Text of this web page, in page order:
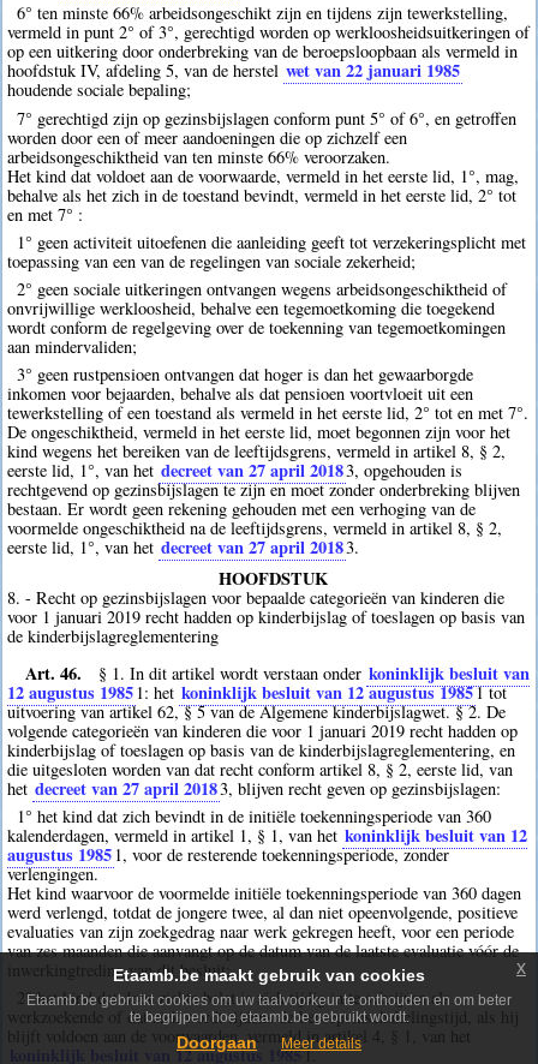
6° ten minste 66% arbeidsongeschikt zijn en tijdens zijn tewerkstelling,
vermeld in punt 2° of 3°, gerechtigd worden op werkloosheidsuitkeringen of
op een uitkering door onderbreking van de beroepsloopbaan als vermeld in
hoofdstuk IV, afdeling 5, van de herstel wet van 22 januari 1985
houdende sociale bepaling;
7° gerechtigd zijn op gezinsbijslagen conform punt 5° of 6°, en getroffen
worden door een of meer aandoeningen die op zichzelf een
arbeidsongeschiktheid van ten minste 66% veroorzaken.
Het kind dat voldoet aan de voorwaarde, vermeld in het eerste lid, 1°, mag,
behalve als het zich in de toestand bevindt, vermeld in het eerste lid, 2° tot
en met 7° :
1° geen activiteit uitoefenen die aanleiding geeft tot verzekeringsplicht met
toepassing van een van de regelingen van sociale zekerheid;
2° geen sociale uitkeringen ontvangen wegens arbeidsongeschiktheid of
onvrijwillige werkloosheid, behalve een tegemoetkoming die toegekend
wordt conform de regelgeving over de toekenning van tegemoetkomingen
aan mindervaliden;
3° geen rustpensioen ontvangen dat hoger is dan het gewaarborgde
inkomen voor bejaarden, behalve als dat pensioen voortvloeit uit een
tewerkstelling of een toestand als vermeld in het eerste lid, 2° tot en met 7°.
De ongeschiktheid, vermeld in het eerste lid, moet begonnen zijn voor het
kind wegens het bereiken van de leeftijdsgrens, vermeld in artikel 8, § 2,
eerste lid, 1°, van het decreet van 27 april 20183, opgehouden is
rechtgevend op gezinsbijslagen te zijn en moet zonder onderbreking blijven
bestaan. Er wordt geen rekening gehouden met een verhoging van de
voormelde ongeschiktheid na de leeftijdsgrens, vermeld in artikel 8, § 2,
eerste lid, 1°, van het decreet van 27 april 20183.
HOOFDSTUK
8. - Recht op gezinsbijslagen voor bepaalde categorieën van kinderen die
voor 1 januari 2019 recht hadden op kinderbijslag of toeslagen op basis van
de kinderbijslagreglementering
Art. 46. § 1. In dit artikel wordt verstaan onder koninklijk besluit van
12 augustus 1985 1: het koninklijk besluit van 12 augustus 19851tot
uitvoering van artikel 62, § 5 van de Algemene kinderbijslagwet. § 2. De
volgende categorieën van kinderen die voor 1 januari 2019 recht hadden op
kinderbijslag of toeslagen op basis van de kinderbijslagreglementering, en
die uitgesloten worden van dat recht conform artikel 8, § 2, eerste lid, van
het decreet van 27 april 20183, blijven recht geven op gezinsbijslagen:
1° het kind dat zich bevindt in de initiële toekenningsperiode van 360
kalenderdagen, vermeld in artikel 1, § 1, van het koninklijk besluit van 12
augustus 1985 1, voor de resterende toekenningsperiode, zonder
verlengingen.
Het kind waarvoor de voormelde initiële toekenningsperiode van 360 dagen
werd verlengd, totdat de jongere twee, al dan niet opeenvolgende, positieve
evaluaties van zijn zoekgedrag naar werk gekregen heeft, voor een periode
van zes maanden die aanvangt op de datum van de laatste evaluatie vóór de
inwerkingtreding van dit besluit;
2° het kind dat door ziekte belet is zich tijdig in te schrijven als
werkzoekende of dat ziek wordt tijdens de beroepsinschakelingstijd, als hij
blijft voldoen aan de voorwaarden, vermeld in artikel 4, § 1, van het
koninklijk besluit van 12 augustus 19851.
Etaamb.be maakt gebruik van cookies
Etaamb.be gebruikt cookies om uw taalvoorkeur te onthouden en om beter
te begrijpen hoe etaamb.be gebruikt wordt.
Doorgaan Meer details
x